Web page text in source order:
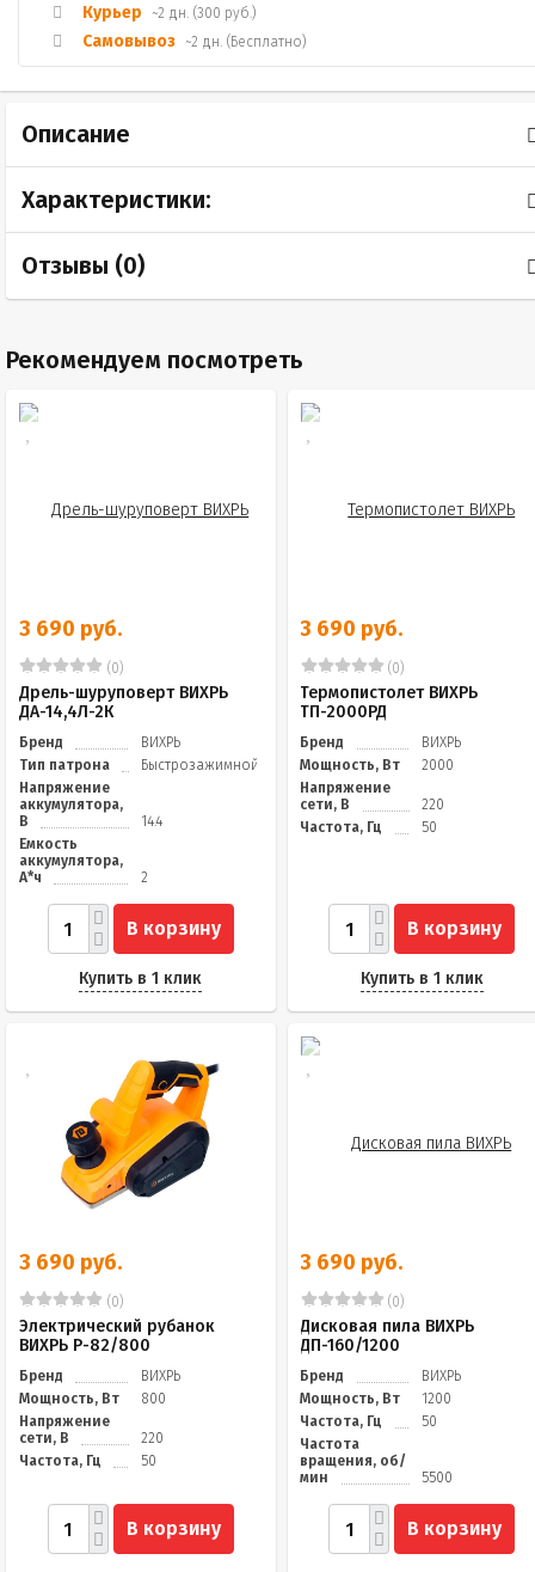
Курьер ~2 дн. (300 руб.)
Самовывоз ~2 дн. (Бесплатно)
Описание
Характеристики:
Отзывы (0)
Рекомендуем посмотреть
3 690 руб.
(0)
Дрель-шуруповерт ВИХРЬ
ДА-14,4Л-2К
Бренд
ВИХРЬ
Тип патрона
Быстрозажимной
Напряжение
аккумулятора,
В
14.4
Емкость
аккумулятора,
А*ч
2
В корзину
Купить в 1 клик
3 690 руб.
(0)
Термопистолет ВИХРЬ
ТП-2000РД
Бренд
ВИХРЬ
Мощность, Вт
2000
Напряжение
сети, В
220
Частота, Гц
50
В корзину
Купить в 1 клик
3 690 руб.
(0)
Электрический рубанок
ВИХРЬ Р-82/800
Бренд
ВИХРЬ
Мощность, Вт
800
Напряжение
сети, В
220
Частота, Гц
50
В корзину
3 690 руб.
(0)
Дисковая пила ВИХРЬ
ДП-160/1200
Бренд
ВИХРЬ
Мощность, Вт
1200
Частота, Гц
50
Частота
вращения, об/
мин
5500
В корзину